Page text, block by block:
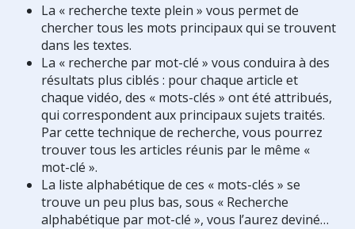
La « recherche texte plein » vous permet de
chercher tous les mots principaux qui se trouvent
dans les textes.
La « recherche par mot-clé » vous conduira à des
résultats plus ciblés : pour chaque article et
chaque vidéo, des « mots-clés » ont été attribués,
qui correspondent aux principaux sujets traités.
Par cette technique de recherche, vous pourrez
trouver tous les articles réunis par le même «
mot-clé ».
La liste alphabétique de ces « mots-clés » se
trouve un peu plus bas, sous « Recherche
alphabétique par mot-clé », vous l’aurez deviné…